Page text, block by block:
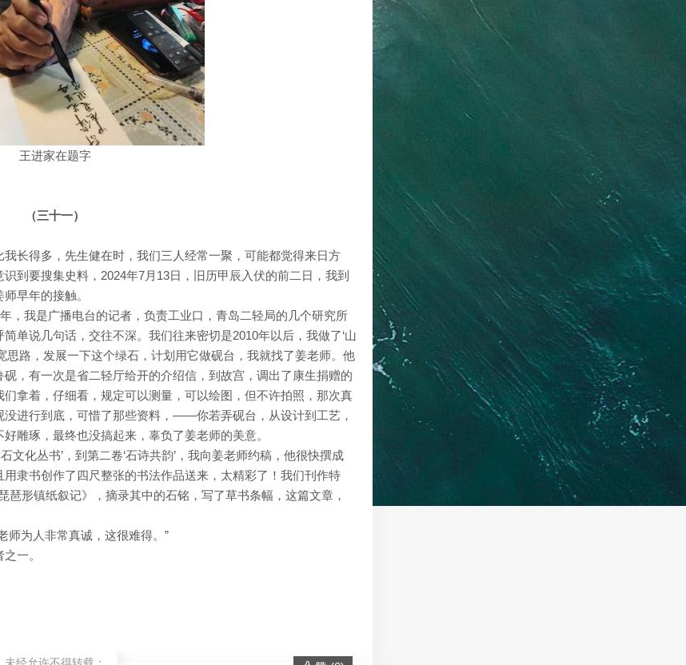
王进家在题字
（三十一）
长得多，先生健在时，我们三人经常一聚，可能都觉得来日方
到要搜集史料，2024年7月13日，旧历甲辰入伏的前二日，我到
早年的接触。
，我是广播电台的记者，负责工业口，青岛二轻局的几个研究所
单说几句话，交往不深。我们往来密切是2010年以后，我做了‘山
思路，发展一下这个绿石，计划用它做砚台，我就找了姜老师。他
，有一次是省二轻厅给开的介绍信，到故宫，调出了康生捐赠的
拿着，仔细看，规定可以测量，可以绘图，但不许拍照，那次真
进行到底，可惜了那些资料，——你若弄砚台，从设计到工艺，
雕琢，最终也没搞起来，辜负了姜老师的美意。
文化丛书’，到第二卷‘石诗共韵’，我向姜老师约稿，他很快撰成
用隶书创作了四尺整张的书法作品送来，太精彩了！我们刊作特
琶形镇纸叙记》，摘录其中的石铭，写了草书条幅，这篇文章，
师为人非常真诚，这很难得。”
一。